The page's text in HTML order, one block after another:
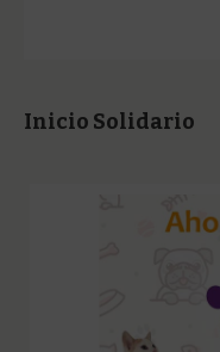
Inicio Solidario